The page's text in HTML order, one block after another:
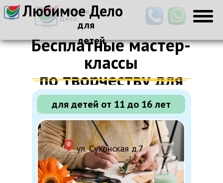
Любимое Дело
для
детей
Любимое
Дело
Бесплатные мастер-
классы
по творчеству для
подростков
для детей от 11 до 16 лет
ул. Сухонская д.7